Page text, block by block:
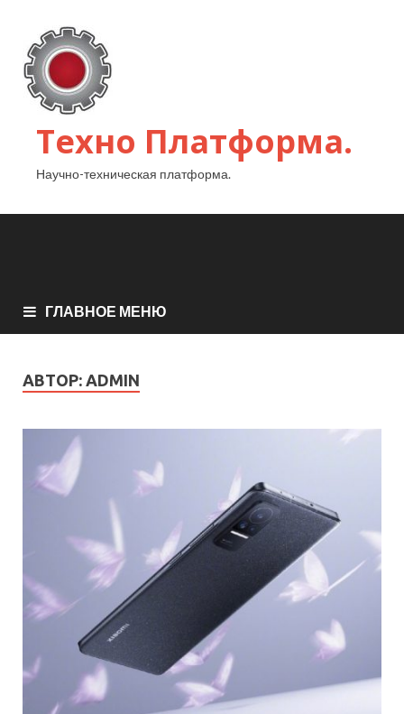
Техно Платформа.
Научно-техническая платформа.
ГЛАВНОЕ МЕНЮ
АВТОР: ADMIN